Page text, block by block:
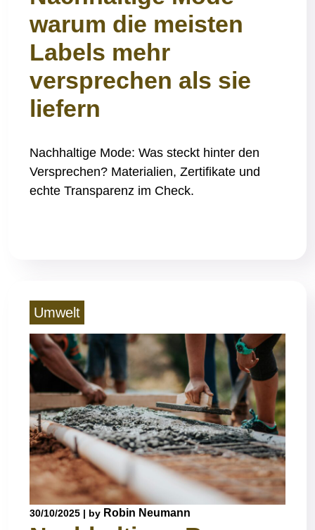
warum die meisten
Labels mehr
versprechen als sie
liefern
Nachhaltige Mode: Was steckt hinter den
Versprechen? Materialien, Zertifikate und
echte Transparenz im Check.
Umwelt
30/10/2025 | by Robin Neumann